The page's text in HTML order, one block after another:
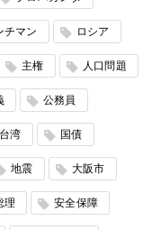
チマン ロシア
主権 人口問題
公務員
台湾 国債
地震 大阪市
理 安全保障